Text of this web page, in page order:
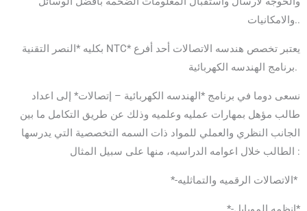
والامكانيات..
بكليه *النصر التقنية NTC* يعتبر تخصص هندسه الاتصالات أحد أفرع
برنامج الهندسه الكهربائية.
نسعى دوما في برنامج *الهندسه الكهربائية – إتصالات* إلى اعداد
طالب مؤهل بمهارات عمليه وعلميه وذلك عن طريق التكامل ما بين
الجانب النظري والعملي للمواد ذات السمه التخصصية التي يدرسها
الطالب خلال اعوامه الدراسيه، منها على سبيل المثال :
*-الاتصالات الرقميه والتماثليه*